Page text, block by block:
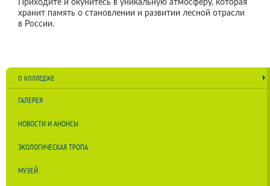
Приходите и окунитесь в уникальную атмосферу, которая
хранит память о становлении и развитии лесной отрасли
в России.
О КОЛЛЕДЖЕ
ГАЛЕРЕЯ
НОВОСТИ И АНОНСЫ
ЭКОЛОГИЧЕСКАЯ ТРОПА
МУЗЕЙ